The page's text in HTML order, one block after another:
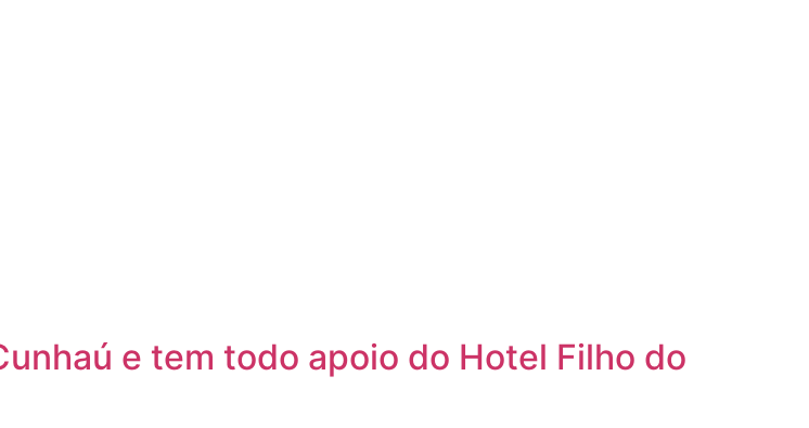
e tem todo apoio do Hotel Filho do